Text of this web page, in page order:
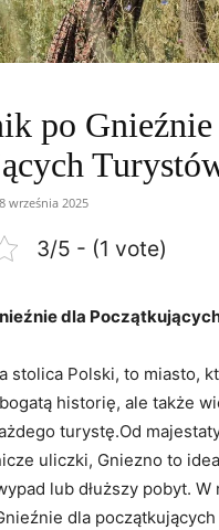
po Gnieźnie
września 2025
3/5 - (1 vote)
dla​
stolica Polski, ‌to miasto,
historię, ‍ale także
turystę.Od⁣
‍uliczki, Gniezno to
lub ⁢dłuższy pobyt. W
dla